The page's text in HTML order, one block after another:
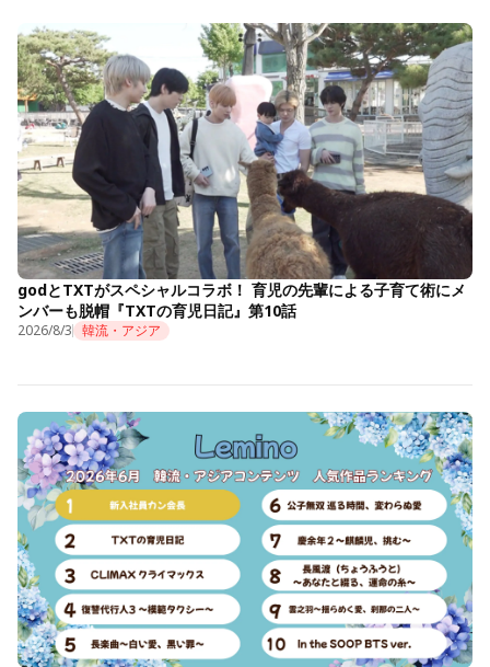
godとTXTがスペシャルコラボ！ 育児の先輩による子育て術にメ
ンバーも脱帽『TXTの育児日記』第10話
2026/8/3 韓流・アジア